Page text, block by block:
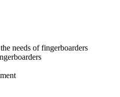
needs of fingerboarders